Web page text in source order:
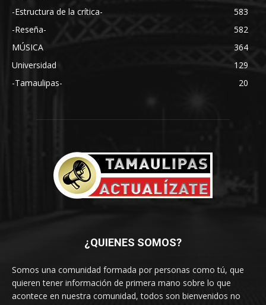
-Estructura de la crítica-
583
-Reseña-
582
MÚSICA
364
Universidad
129
-Tamaulipas-
20
¿QUIENES SOMOS?
Somos una comunidad formada por personas como tú, que
quieren tener información de primera mano sobre lo que
acontece en nuestra comunidad, todos son bienvenidos no